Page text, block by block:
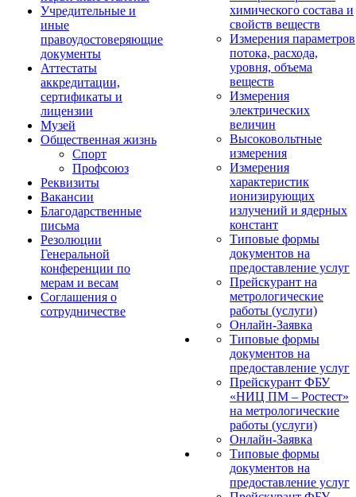
Учредительные и
иные
правоудостоверяющие
документы
Аттестаты
аккредитации,
сертификаты и
лицензии
Музей
Общественная жизнь
Спорт
Профсоюз
Реквизиты
Вакансии
Благодарственные
письма
Резолюции
Генеральной
конференции по
мерам и весам
Соглашения о
сотрудничестве
химического состава и
свойств веществ
Измерения параметров
потока, расхода,
уровня, объема
веществ
Измерения
электрических
величин
Высоковольтные
измерения
Измерения
характеристик
ионизирующих
излучений и ядерных
констант
Типовые формы
документов на
предоставление услуг
Прейскурант на
метрологические
работы (услуги)
Онлайн-Заявка
Типовые формы
документов на
предоставление услуг
Прейскурант ФБУ
«НИЦ ПМ – Ростест»
на метрологические
работы (услуги)
Онлайн-Заявка
Типовые формы
документов на
предоставление услуг